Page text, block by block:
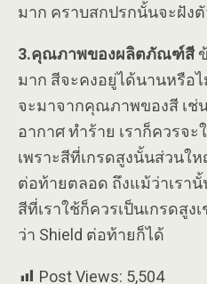
มาก คราบสกปรกนั้นจะฝัง
3.คุณภาพของผลิตภัณฑ์สี
มาก สีจะคงอยู่ได้นานหรือ
จะมาจากคุณภาพของสี เช่
อากาศ ทำร้าย เราก็ควรจะ
เพราะสีที่เกรดสูงนั้นส่วนใ
ต่อท้ายตลอด ถึงแม้ว่าเรา
สีที่เราใช้ก็ควรเป็นเกรดสู
ว่า Shield ต่อท้ายก็ได้
Post Views: 5,504